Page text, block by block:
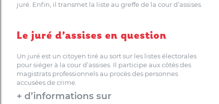
juré. Enfin, il transmet la liste au greffe de la cour d’assises.
Le juré d’assises en question
Un juré est un citoyen tiré au sort sur les listes électorales
pour siéger à la cour d’assises. Il participe aux côtés des
magistrats professionnels au procès des personnes
accusées de crime.
+ d’informations sur